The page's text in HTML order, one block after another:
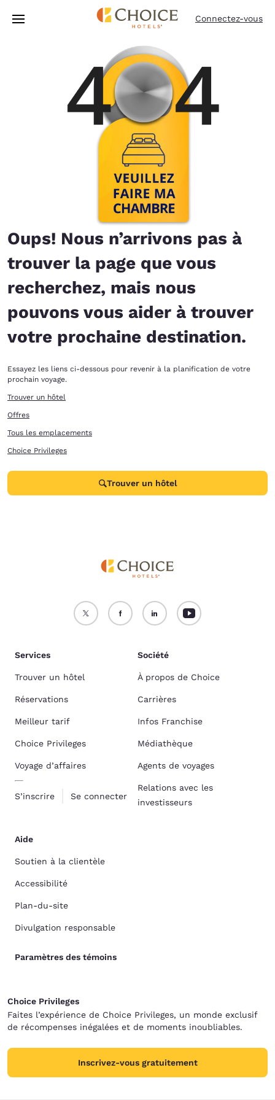
Passer à Contenu Principal
Connectez-vous
Oups! Nous n’arrivons pas à
trouver la page que vous
recherchez, mais nous
pouvons vous aider à trouver
votre prochaine destination.
Essayez les liens ci-dessous pour revenir à la planification de votre
prochain voyage.
Trouver un hôtel
Offres
Tous les emplacements
Choice Privileges
Trouver un hôtel
Services
Trouver un hôtel
Réservations
Meilleur tarif
Choice Privileges
Voyage d’affaires
S’inscrire Se connecter
Société
À propos de Choice
Carrières
Infos Franchise
Médiathèque
Agents de voyages
Relations avec les
investisseurs
Aide
Soutien à la clientèle
Accessibilité
Plan-du-site
Divulgation responsable
Paramètres des témoins
Choice Privileges
Faites l’expérience de Choice Privileges, un monde exclusif
de récompenses inégalées et de moments inoubliables.
Inscrivez-vous gratuitement